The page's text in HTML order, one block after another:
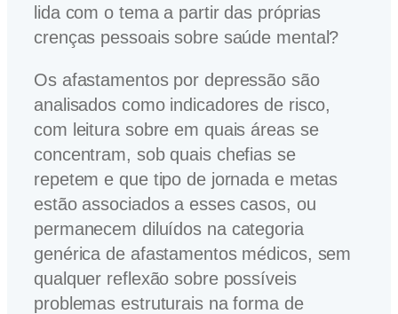
lida com o tema a partir das próprias
crenças pessoais sobre saúde mental?
Os afastamentos por depressão são
analisados como indicadores de risco,
com leitura sobre em quais áreas se
concentram, sob quais chefias se
repetem e que tipo de jornada e metas
estão associados a esses casos, ou
permanecem diluídos na categoria
genérica de afastamentos médicos, sem
qualquer reflexão sobre possíveis
problemas estruturais na forma de